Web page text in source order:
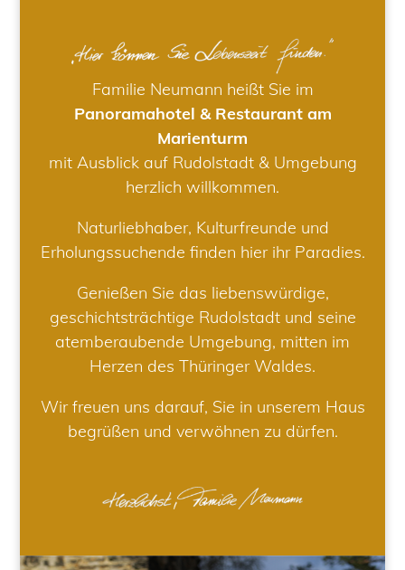
Familie Neumann heißt Sie im
Panoramahotel & Restaurant am
Marienturm
mit Ausblick auf Rudolstadt & Umgebung
herzlich willkommen.
Naturliebhaber, Kulturfreunde und
Erholungssuchende finden hier ihr Paradies.
Genießen Sie das liebenswürdige,
geschichtsträchtige Rudolstadt und seine
atemberaubende Umgebung, mitten im
Herzen des Thüringer Waldes.
Wir freuen uns darauf, Sie in unserem Haus
begrüßen und verwöhnen zu dürfen.